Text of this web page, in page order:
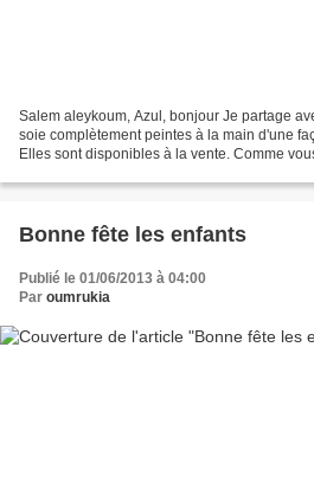
Salem aleykoum, Azul, bonjour Je partage
soie complètement peintes à la main d'une
Elles sont disponibles à la vente. Comme
Bonne fête les enfants
Publié le 01/06/2013 à 04:00
Par oumrukia